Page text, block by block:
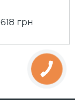
618 грн